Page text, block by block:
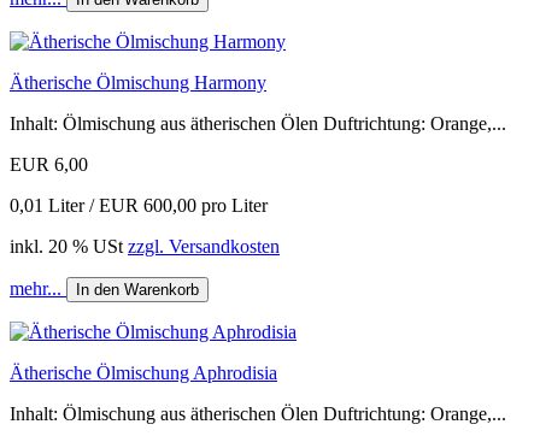
Ätherische Ölmischung Harmony
Inhalt: Ölmischung aus ätherischen Ölen Duftrichtung: Orange,...
EUR 6,00
0,01 Liter / EUR 600,00 pro Liter
inkl. 20 % USt zzgl. Versandkosten
mehr... In den Warenkorb
Ätherische Ölmischung Aphrodisia
Inhalt: Ölmischung aus ätherischen Ölen Duftrichtung: Orange,...